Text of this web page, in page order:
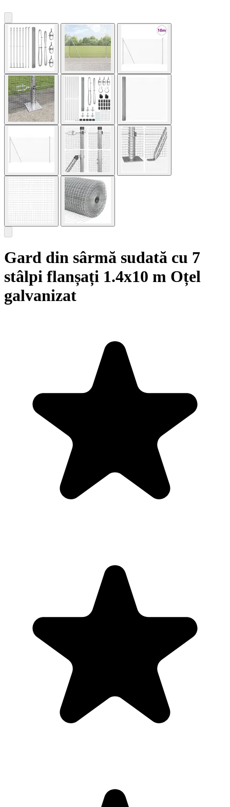
Gard din sârmă sudată cu 7
stâlpi flanșați 1.4x10 m Oțel
galvanizat